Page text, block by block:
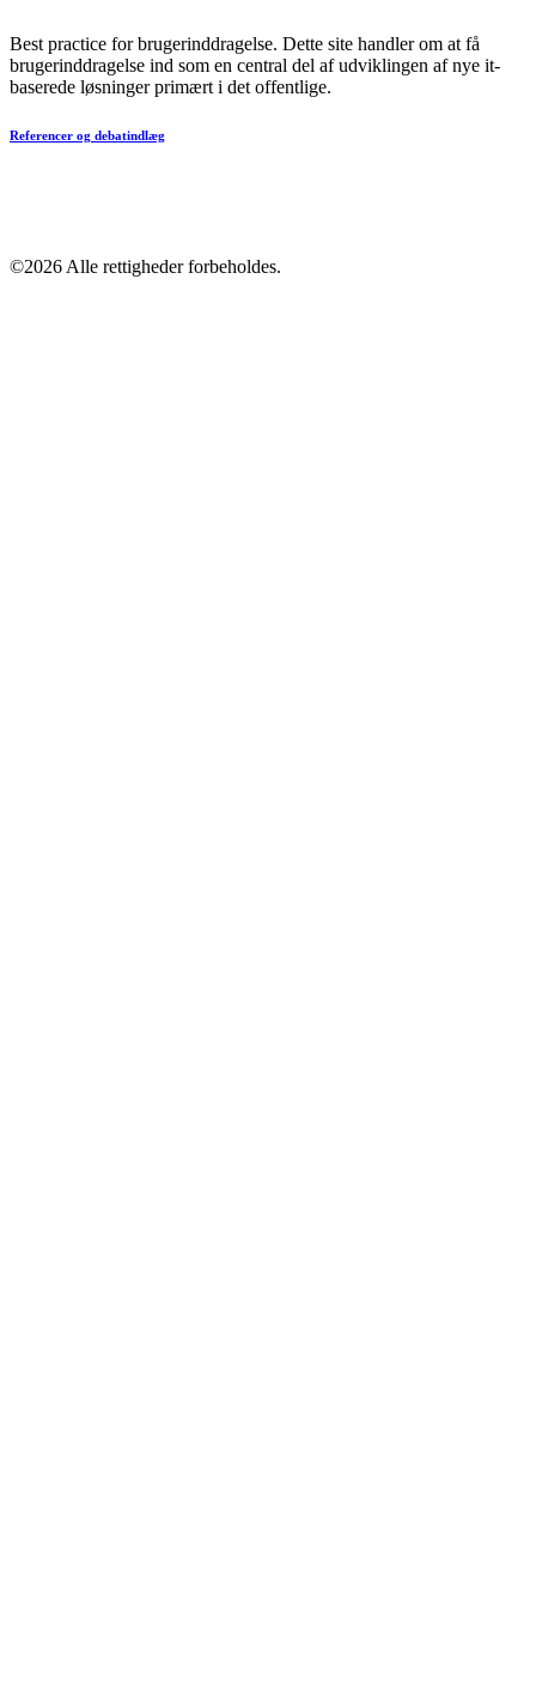
Best practice for brugerinddragelse. Dette site handler om at få
brugerinddragelse ind som en central del af udviklingen af nye it-
baserede løsninger primært i det offentlige.
Referencer og debatindlæg
©2026 Alle rettigheder forbeholdes.